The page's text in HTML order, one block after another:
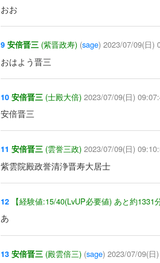
おお
9 安倍晋三 (紫晋政寿) (sage) 2023/07/09(日)
おはよう晋三
10 安倍晋三 (士殿大倍) 2023/07/09(日)
安倍晋三
11 安倍晋三 (雲誉三政) 2023/07/09(日)
紫雲院殿政誉清浄晋寿大居士
12 【経験値:15/40(LvUP必要値) あと約1331
あ
13 安倍晋三 (殿雲倍三) (sage) 2023/07/09(日